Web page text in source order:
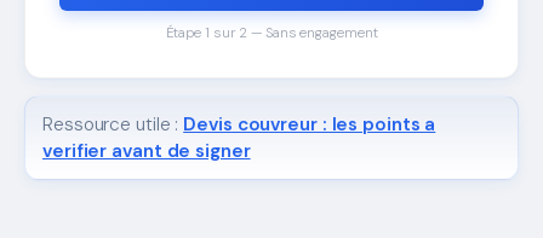
Étape 1 sur 2 — Sans engagement
Ressource utile : Devis couvreur : les points a
verifier avant de signer